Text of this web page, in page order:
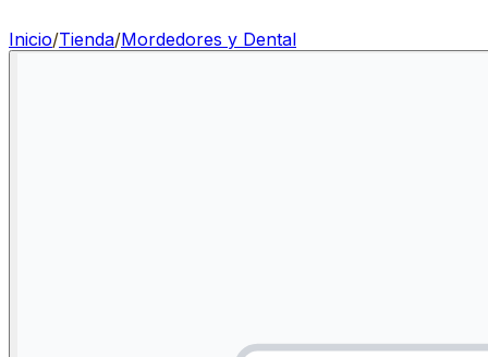
Inicio/Tienda/Mordedores y Dental